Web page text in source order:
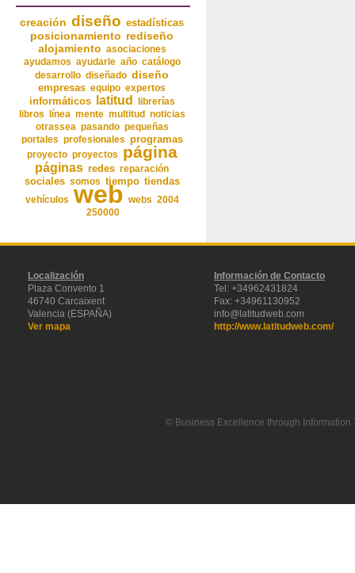
creación diseño estadísticas
posicionamiento rediseño
alojamiento asociaciones
ayudamos ayudarle año catálogo
desarrollo diseñado diseño
empresas equipo expertos
informáticos
latitud
librerías
libros
línea mente multitud noticias
otrassea pasando pequeñas
portales profesionales programas
proyecto proyectos página
páginas redes reparación
sociales somos tiempo tiendas
vehículos web webs 2004
250000
Localización
Plaza Convento 1
46740 Carcaixent
Valencia (ESPAÑA)
Ver mapa
Información de Contacto
Tel: +34962431824
Fax: +34961130952
info@latitudweb.com
http://www.latitudweb.com/
© Business Excellence through